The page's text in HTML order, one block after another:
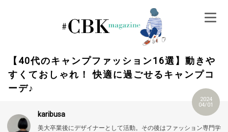
【40代のキャンプファッション16選】動きや
すくておしゃれ！ 快適に過ごせるキャンプコ
ーデ♪
2024
04/01
karibusa
美大卒業後にデザイナーとして活動。その後はファッション専門学